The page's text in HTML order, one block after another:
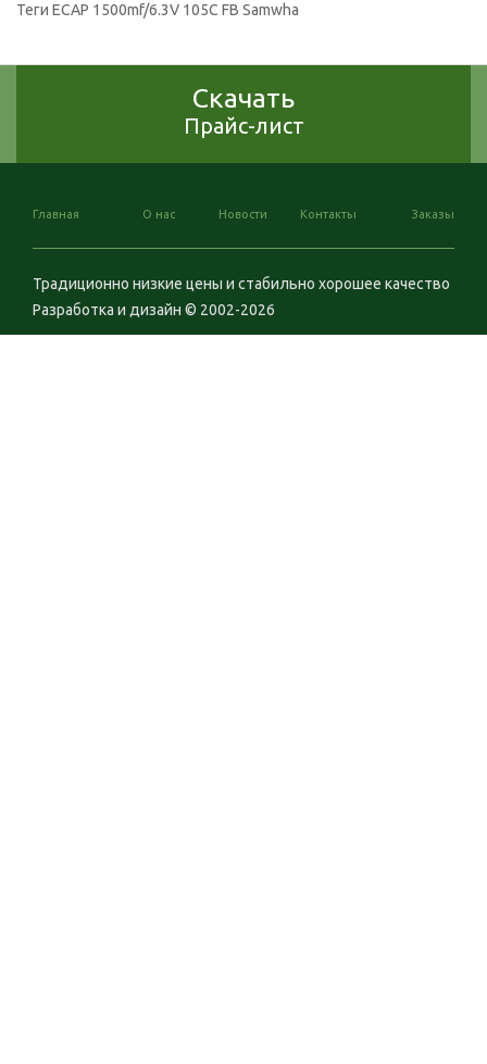
Теги ECAP 1500mf/6.3V 105C FB Samwha
Скачать
Прайс-лист
Главная О нас Новости Контакты Заказы
Традиционно низкие цены и стабильно хорошее качество
Разработка и дизайн © 2002-2026